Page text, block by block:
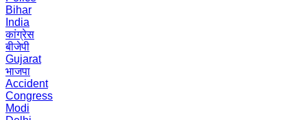
Bihar
India
कांग्रेस
बीजेपी
Gujarat
भाजपा
Accident
Congress
Modi